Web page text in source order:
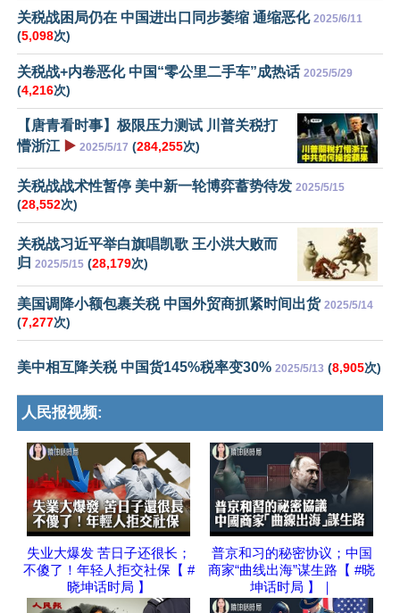
关税战困局仍在 中国进出口同步萎缩 通缩恶化 2025/6/11
(5,098次)
关税战+内卷恶化 中国“零公里二手车”成热话 2025/5/29
(4,216次)
【唐青看时事】极限压力测试 川普关税打
懵浙江 ▶️ 2025/5/17 (284,255次)
关税战战术性暂停 美中新一轮博弈蓄势待发 2025/5/15
(28,552次)
关税战习近平举白旗唱凯歌 王小洪大败而
归 2025/5/15 (28,179次)
美国调降小额包裹关税 中国外贸商抓紧时间出货 2025/5/14
(7,277次)
美中相互降关税 中国货145%税率变30% 2025/5/13 (8,905次)
人民报视频:
失业大爆发 苦日子还很长；
不傻了！年轻人拒交社保【 #
晓坤话时局 】
普京和习的秘密协议；中国
商家“曲线出海”谋生路【 #晓
坤话时局 】｜